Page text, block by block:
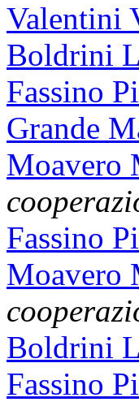
Valentini
Boldrini
Fassino
Grande
Moavero
Fassino
Moavero
Boldrini
Fassino